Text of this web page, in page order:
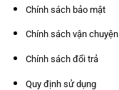
Chính sách bảo mật
Chính sách vận chuyện
Chính sách đổi trả
Quy định sử dụng